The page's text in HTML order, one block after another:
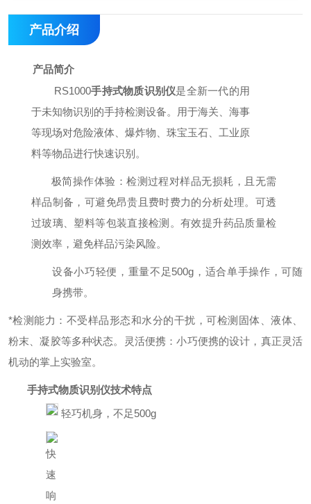
产品介绍
产品简介
RS1000手持式物质识别仪是全新一代的用
于未知物识别的手持检测设备。用于海关、海事
等现场对危险液体、爆炸物、珠宝玉石、工业原
料等物品进行快速识别。
极简操作体验：检测过程对样品无损耗，且无需
样品制备，可避免昂贵且费时费力的分析处理。可透
过玻璃、塑料等包装直接检测。有效提升药品质量检
测效率，避免样品污染风险。
设备小巧轻便，重量不足500g， 适合单手操作，可随
身携带。
*检测能力：不受样品形态和水分的干扰，可检测固体、液体、
粉末、凝胶等多种状态。灵活便携：小巧便携的设计，真正灵活
机动的掌上实验室。
手持式物质识别仪技术特点
轻巧机身，不足500g
快
速
响